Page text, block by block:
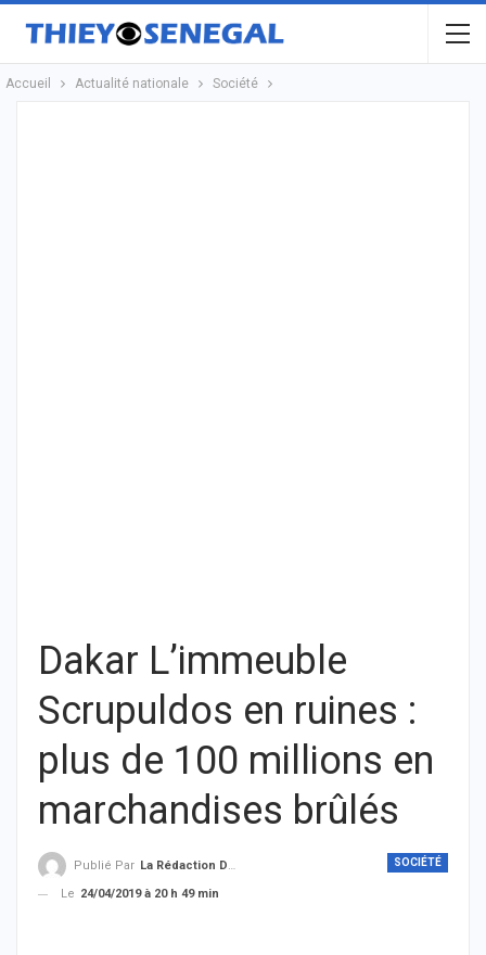
Accueil Actualité nationale Société
Dakar L’immeuble
Scrupuldos en ruines :
plus de 100 millions en
marchandises brûlés
SOCIÉTÉ
Publié Par La Rédaction De THIEYSENEGAL.com
Le 24/04/2019 à 20 h 49 min